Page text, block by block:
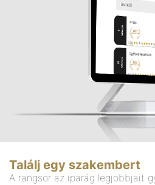
Találj egy szakembert
A rangsor az iparág legjobbjait